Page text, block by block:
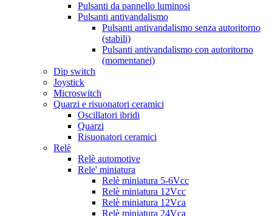
Pulsanti da pannello luminosi
Pulsanti antivandalismo
Pulsanti antivandalismo senza autoritorno
(stabili)
Pulsanti antivandalismo con autoritorno
(momentanei)
Dip switch
Joystick
Microswitch
Quarzi e risuonatori ceramici
Oscillatori ibridi
Quarzi
Risuonatori ceramici
Relè
Relè automotive
Rele' miniatura
Relè miniatura 5-6Vcc
Relè miniatura 12Vcc
Relè miniatura 12Vca
Relè miniatura 24Vca